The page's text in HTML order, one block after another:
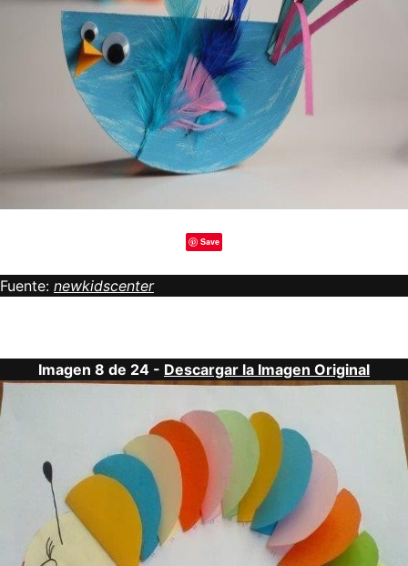
Save
Fuente: newkidscenter
Imagen 8 de 24 - Descargar la Imagen Original